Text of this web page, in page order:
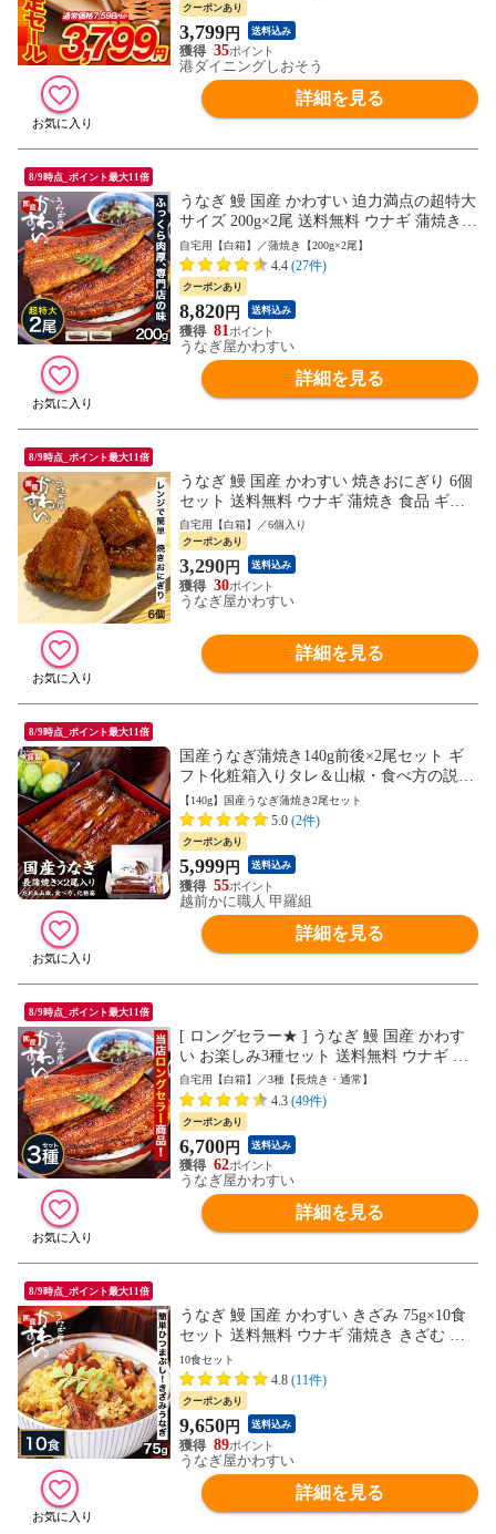
クーポンあり
3,799円 送料込み
35
港ダイニングしおそう
詳細を見る
8/9時点_ポイント最大11倍
うなぎ 鰻 国産 かわすい 迫力満点の超特大
サイズ 200g×2尾 送料無料 ウナギ 蒲焼き
食品 ギフト 誕生日プレゼント 母親 父親
お取り寄せ グルメ 海鮮 人気 おすすめ 内
祝 食べ物【のし対応可】
自宅用【白箱】／蒲焼き【200g×2尾】
4.4 (27件)
クーポンあり
8,820円 送料込み
81
うなぎ屋かわすい
詳細を見る
8/9時点_ポイント最大11倍
うなぎ 鰻 国産 かわすい 焼きおにぎり 6個
セット 送料無料 ウナギ 蒲焼き 食品 ギフ
ト 誕生日プレゼント 母親 父親 お取り寄せ
グルメ 海鮮 人気 おすすめ 内祝 食べ物＜
のし対応可＞
自宅用【白箱】／6個入り
クーポンあり
3,290円 送料込み
30
うなぎ屋かわすい
詳細を見る
8/9時点_ポイント最大11倍
国産うなぎ蒲焼き140g前後×2尾セット ギ
フト化粧箱入りタレ＆山椒・食べ方の説明
書同封 ウナギ 鰻 うなぎ ギフト 長浦焼き
敬老の日 贈り物 海産物 冷凍 通販 御中元
お中元 残暑見舞い 夏ギフト
【140g】国産うなぎ蒲焼き2尾セット
5.0 (2件)
クーポンあり
5,999円 送料込み
55
越前かに職人 甲羅組
詳細を見る
8/9時点_ポイント最大11倍
[ ロングセラー★ ] うなぎ 鰻 国産 かわす
い お楽しみ3種セット 送料無料 ウナギ 蒲
焼き 食品 ギフト 誕生日プレゼント 母親
父親 お取り寄せ グルメ 海鮮 人気 おすす
め 内祝 食べ物 お中元 御中元【のし対応
可】
自宅用【白箱】／3種【長焼き・通常】
4.3 (49件)
クーポンあり
6,700円 送料込み
62
うなぎ屋かわすい
詳細を見る
8/9時点_ポイント最大11倍
うなぎ 鰻 国産 かわすい きざみ 75g×10食
セット 送料無料 ウナギ 蒲焼き きざむ き
ざんだ 刻む 刻み 刻んだ 食品 ギフト 誕生
日プレゼント 母親 父親 お取り寄せ グルメ
海鮮 人気 ひつまぶし 内祝 食べ物【のし対
応可】
10食セット
4.8 (11件)
クーポンあり
9,650円 送料込み
89
うなぎ屋かわすい
詳細を見る